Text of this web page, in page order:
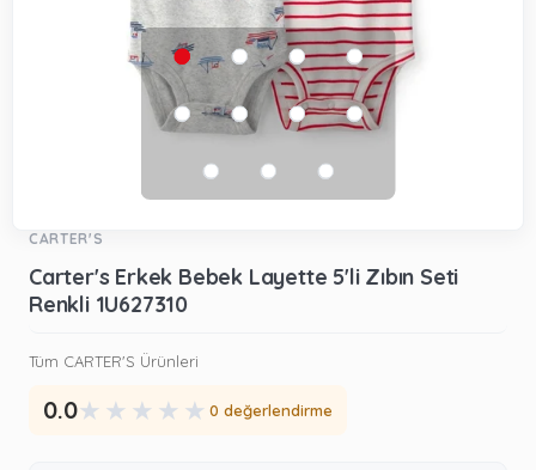
CARTER'S
Carter's Erkek Bebek Layette 5'li Zıbın Seti
Renkli 1U627310
Tüm CARTER'S Ürünleri
0.0★ ★ ★ ★ ★ 0 değerlendirme